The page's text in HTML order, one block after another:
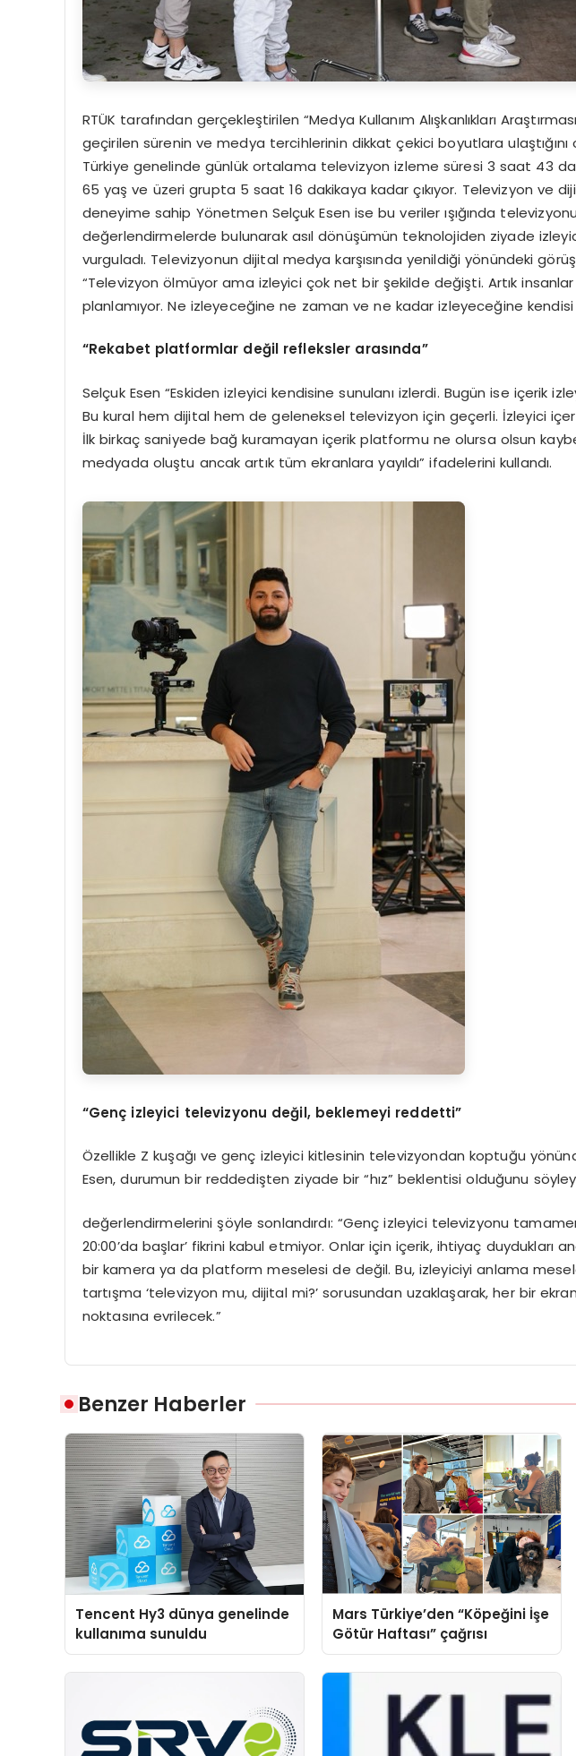
RTÜK tarafından gerçekleştirilen “Medya Kullanım Alışkanlıkları
geçirilen sürenin ve medya tercihlerinin dikkat çekici boyutlara
Türkiye genelinde günlük ortalama televizyon izleme süresi 3 saat 43
65 yaş ve üzeri grupta 5 saat 16 dakikaya kadar çıkıyor. Televizyon ve
deneyime sahip Yönetmen Selçuk Esen ise bu veriler ışığında
değerlendirmelerde bulunarak asıl dönüşümün teknolojiden ziyade izleyici
vurguladı. Televizyonun dijital medya karşısında yenildiği yönündeki
“Televizyon ölmüyor ama izleyici çok net bir şekilde değişti. Artık
planlamıyor. Ne izleyeceğine ne zaman ve ne kadar izleyeceğine kendisi
“Rekabet platformlar değil refleksler arasında”
Selçuk Esen “Eskiden izleyici kendisine sunulanı izlerdi. Bugün ise içerik
Bu kural hem dijital hem de geleneksel televizyon için geçerli. İzleyici
İlk birkaç saniyede bağ kuramayan içerik platformu ne olursa olsun
medyada oluştu ancak artık tüm ekranlara yayıldı” ifadelerini kullandı.
“Genç izleyici televizyonu değil, beklemeyi reddetti”
Özellikle Z kuşağı ve genç izleyici kitlesinin televizyondan koptuğu
Esen, durumun bir reddedişten ziyade bir “hız” beklentisi olduğunu
değerlendirmelerini şöyle sonlandırdı: “Genç izleyici televizyonu
20:00’da başlar’ fikrini kabul etmiyor. Onlar için içerik, ihtiyaç duydukları
bir kamera ya da platform meselesi de değil. Bu, izleyiciyi anlama
tartışma ‘televizyon mu, dijital mi?’ sorusundan uzaklaşarak, her bir
noktasına evrilecek.”
Benzer Haberler
Tencent Hy3 dünya genelinde
kullanıma sunuldu
Mars Türkiye’den “Köpeğini İşe
Götür Haftası” çağrısı